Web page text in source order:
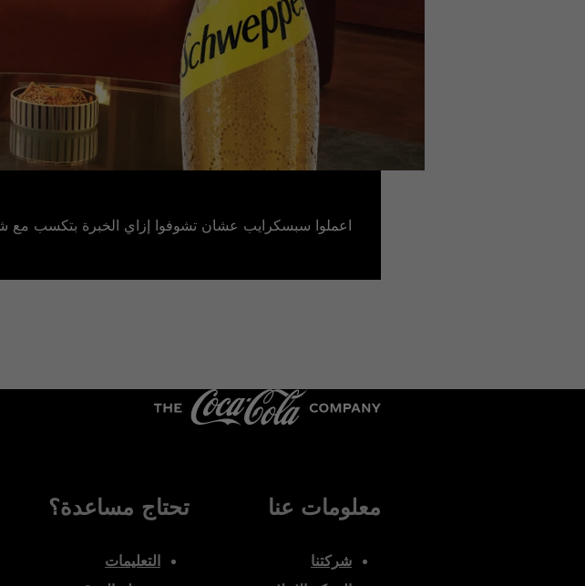
اعملوا سبسكرايب عشان تشوفوا إزاي الخبرة بتكسب مع
معلومات عنا
شركتنا
تحتاج مساعدة؟
التعليمات